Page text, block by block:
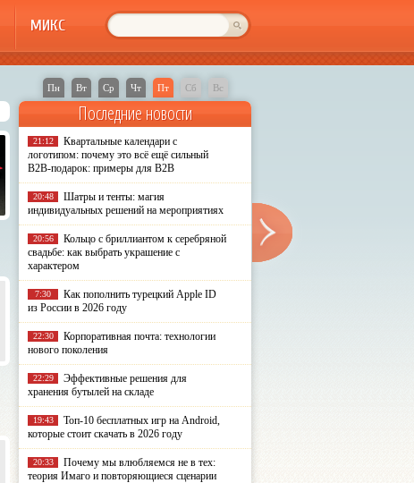
МИКС
Пн Вт Ср Чт Пт Сб Вс
Последние новости
21:12
Квартальные календари с
логотипом: почему это всё ещё сильный
B2B-подарок: примеры для B2B
20:48
Шатры и тенты: магия
индивидуальных решений на мероприятиях
20:56
Кольцо с бриллиантом к серебряной
свадьбе: как выбрать украшение с
характером
7:30
Как пополнить турецкий Apple ID
из России в 2026 году
22:30
Корпоративная почта: технологии
нового поколения
22:29
Эффективные решения для
хранения бутылей на складе
19:43
Топ-10 бесплатных игр на Android,
которые стоит скачать в 2026 году
20:33
Почему мы влюбляемся не в тех:
теория Имаго и повторяющиеся сценарии